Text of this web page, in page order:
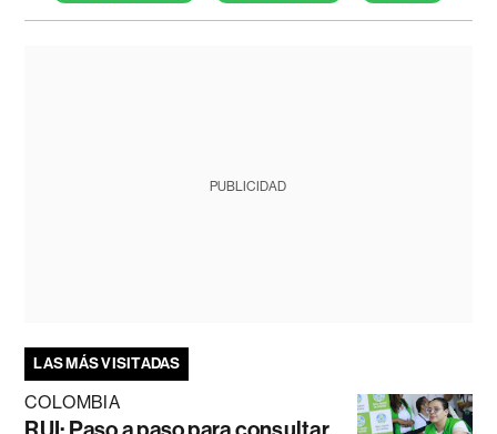
PUBLICIDAD
LAS MÁS VISITADAS
COLOMBIA